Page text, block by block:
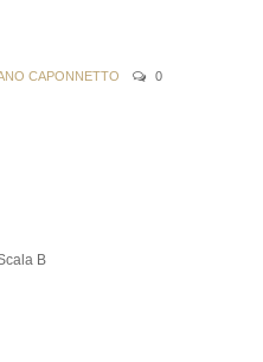
CAPONNETTO
0
B